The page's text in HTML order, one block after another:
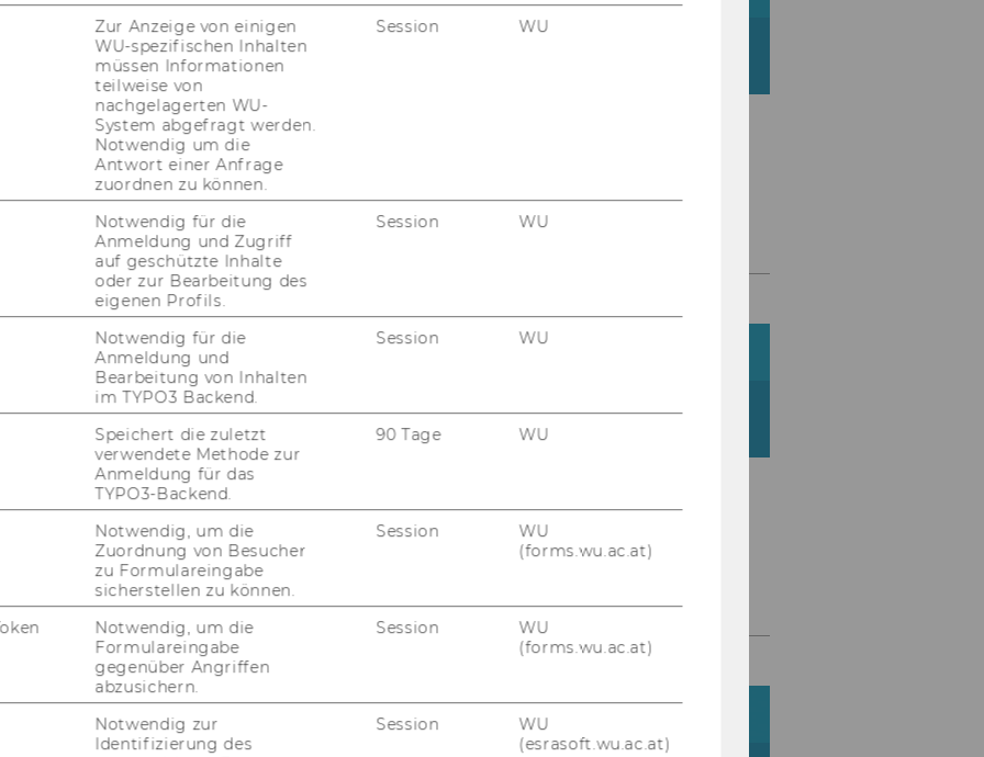
NPO-Forum 2026
Am 28.5. 2026 fand das drit­te NPO-​Forum
an der WU statt.
Mai 2026
Was kann die Nachfolgeorganisation
der Kulturhauptstadt 2024 von
Evaluierung mitnehmen?
Diese Frage dis­ku­tier­ten un­se­re Kol­le­gen
VIDEO NPO-​FORUM
2025
VIDEO NPO-​FORUM
Zur Anzeige von einigen
WU-spezifischen Inhalten
müssen Informationen
teilweise von
nachgelagerten WU-
System abgefragt werden.
Notwendig um die
Antwort einer Anfrage
zuordnen zu können.
Session WU
Notwendig für die
Anmeldung und Zugriff
auf geschützte Inhalte
oder zur Bearbeitung des
eigenen Profils.
Session WU
Notwendig für die
Anmeldung und
Bearbeitung von Inhalten
im TYPO3 Backend.
Session WU
Speichert die zuletzt
verwendete Methode zur
Anmeldung für das
TYPO3-Backend.
90 Tage WU
Notwendig, um die
Zuordnung von Besucher
zu Formulareingabe
sicherstellen zu können.
Session
WU
(forms.wu.ac.at)
Notwendig, um die
Formulareingabe
gegenüber Angriffen
abzusichern.
Session
WU
(forms.wu.ac.at)
Notwendig zur
Identifizierung des
Session
WU
(esrasoft.wu.ac.at)